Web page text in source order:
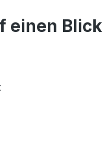
einen Blick